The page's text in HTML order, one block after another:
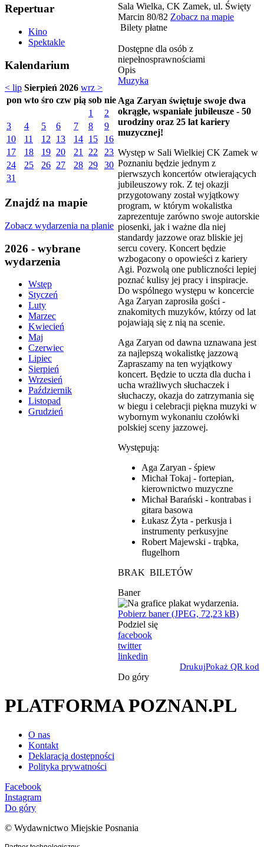
Repertuar
Kino
Spektakle
Kalendarium
< lip Sierpień 2026 wrz >
pon wto śro czw pią sob nie
1
2
3
4 5 6 7 8
9
10
11 12 13 14 15
16
17
18 19 20 21 22
23
24
25 26 27 28 29
30
31
Znajdź na mapie
Zobacz wydarzenia na planie
2026 - wybrane
wydarzenia
Wstęp
Styczeń
Luty
Marzec
Kwiecień
Maj
Czerwiec
Lipiec
Sierpień
Wrzesień
Październik
Listopad
Grudzień
Sala Wielka, CK Zamek, ul. Święty
Marcin 80/82 Zobacz na mapie
Bilety płatne
Dostępne dla osób z
niepełnosprawnościami
Opis
Muzyka
Aga Zaryan świętuje swoje dwa
okrągłe, wspaniałe jubileusze - 50
urodziny oraz 25 lat kariery
muzycznej!
Występ w Sali Wielkiej CK Zamek w
Poznaniu będzie jednym z
pierwszych koncertów otwierających
jubileuszowy rok. Z tej okazji
przygotowany został wyjątkowy
program, w którym wokalistka
zaprezentuje zarówno swoje autorskie
piosenki, jak i ważne dla niej
standardy jazzowe oraz bliskie jej
sercu covery. Koncert będzie
wzbogacony o opowieści z kariery
Agi. Pozwolą one publiczności lepiej
poznać kulisy jej pracy i inspiracje.
Do wspólnego występu w koncercie
Aga Zaryan zaprosiła gości -
znakomitych muzyków, którzy od lat
pojawiają się z nią na scenie.
Aga Zaryan od dawna uznawana jest
za najlepszą wokalistkę jazzową
Zapraszamy na ten wyjątkowy
koncert. Będzie to uczta dla ducha i
ucha wrażliwych słuchaczek i
słuchaczy, okazja do zatrzymania się
w biegu i celebracji piękna muzyki w
wybornym wykonaniu czołówki
polskiej sceny jazzowej.
Występują:
Aga Zaryan - śpiew
Michał Tokaj - fortepian,
kierownictwo muzyczne
Michał Barański - kontrabas i
gitara basowa
Łukasz Żyta - perkusja i
instrumenty perkusyjne
Robert Majewski - trąbka,
flugelhorn
BRAK BILETÓW
Baner
Pobierz baner (JPEG, 72,23 kB)
Podziel się
facebook
twitter
linkedin
DrukujPokaż QR kod
Do góry
PLATFORMA POZNAN.PL
O nas
Kontakt
Deklaracja dostępności
Polityka prywatności
Facebook
Instagram
Do góry
© Wydawnictwo Miejskie Posnania